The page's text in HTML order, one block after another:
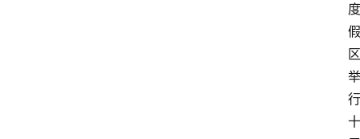
度
假
区
举
行
十